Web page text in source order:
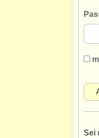
find out about
Sei